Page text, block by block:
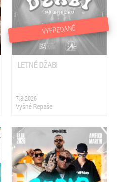
VYPREDANÉ
LETNÉ DŽABI
7.8.2026
Vyšné Repaše